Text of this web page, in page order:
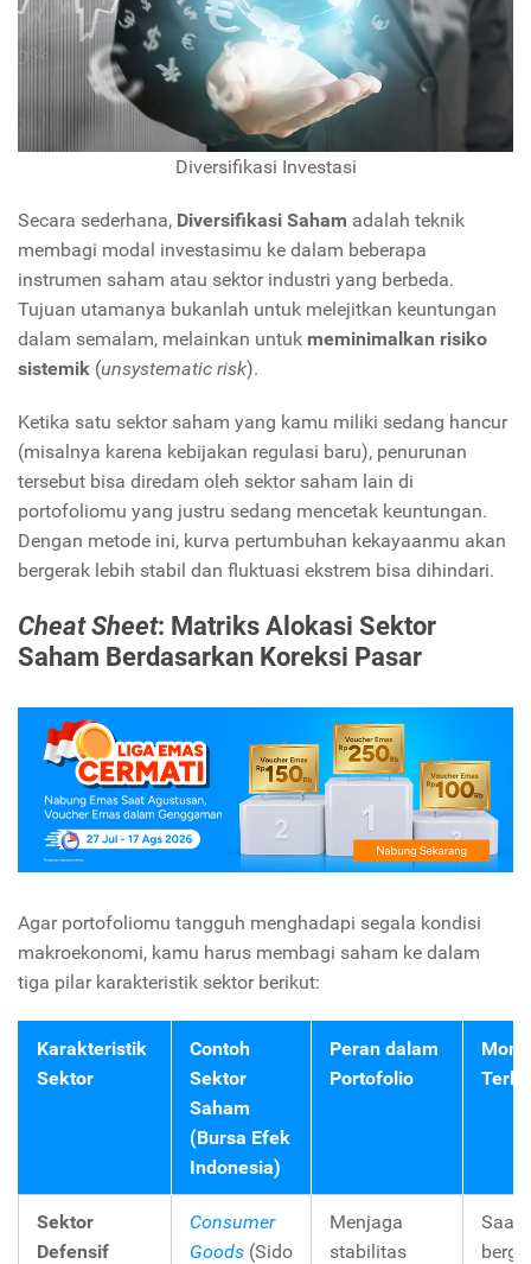
Diversifikasi Investasi
Secara sederhana, Diversifikasi Saham adalah teknik
membagi modal investasimu ke dalam beberapa
instrumen saham atau sektor industri yang berbeda.
Tujuan utamanya bukanlah untuk melejitkan keuntungan
dalam semalam, melainkan untuk meminimalkan risiko
sistemik (unsystematic risk).
Ketika satu sektor saham yang kamu miliki sedang hancur
(misalnya karena kebijakan regulasi baru), penurunan
tersebut bisa diredam oleh sektor saham lain di
portofoliomu yang justru sedang mencetak keuntungan.
Dengan metode ini, kurva pertumbuhan kekayaanmu akan
bergerak lebih stabil dan fluktuasi ekstrem bisa dihindari.
Cheat Sheet: Matriks Alokasi Sektor
Saham Berdasarkan Koreksi Pasar
Agar portofoliomu tangguh menghadapi segala kondisi
makroekonomi, kamu harus membagi saham ke dalam
tiga pilar karakteristik sektor berikut:
Karakteristik
Sektor
Contoh
Sektor
Saham
(Bursa Efek
Indonesia)
Peran dalam
Portofolio
Sektor
Defensif
Consumer
Goods (Sido
Menjaga
stabilitas
Saat